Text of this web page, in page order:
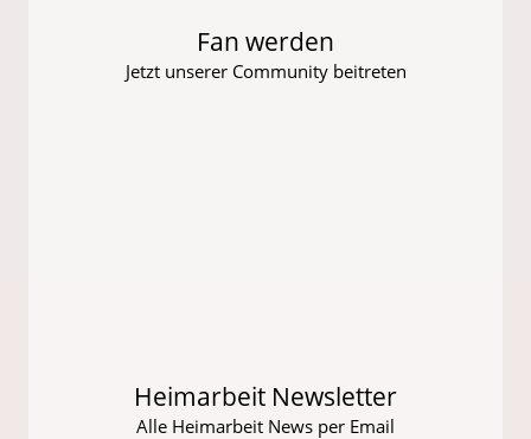
Fan werden
Jetzt unserer Community beitreten
Heimarbeit Newsletter
Alle Heimarbeit News per Email